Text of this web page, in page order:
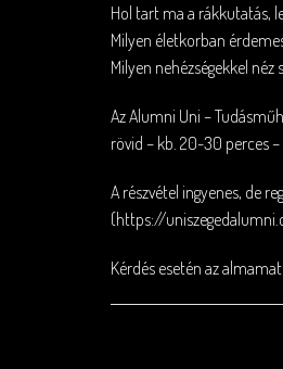
Hol tart ma a rákkutatás,
Milyen életkorban
Milyen nehézségekkel
Az Alumni Uni –
rövid – kb. 20-30 perces
A részvétel ingyenes, de
(https://
Kérdés esetén az